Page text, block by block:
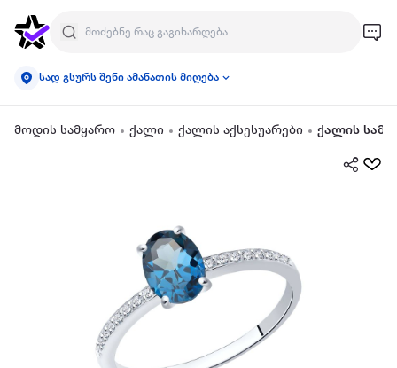
სად გსურს შენი ამანათის მიღება
მოდის სამყარო ქალი ქალის აქსესუარები ქალის